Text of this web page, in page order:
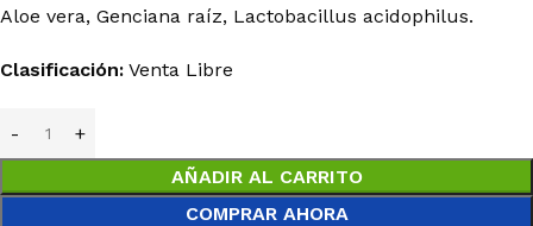
Aloe vera, Genciana raíz, Lactobacillus acidophilus.
Clasificación: Venta Libre
AÑADIR AL CARRITO
COMPRAR AHORA